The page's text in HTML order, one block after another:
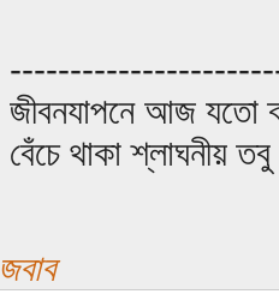
জীবনযাপনে আজ যতো
বেঁচে থাকা শ্লাঘনীয়
জবাব